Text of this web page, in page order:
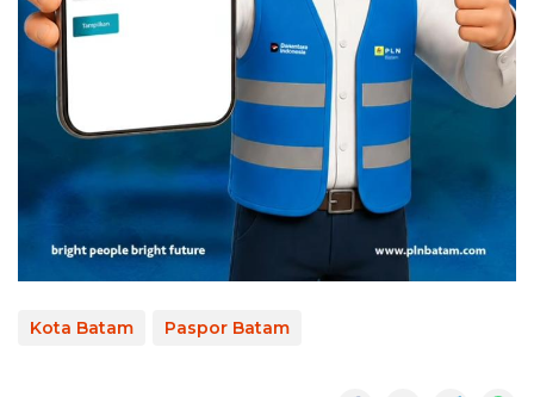
Kota Batam Paspor Batam